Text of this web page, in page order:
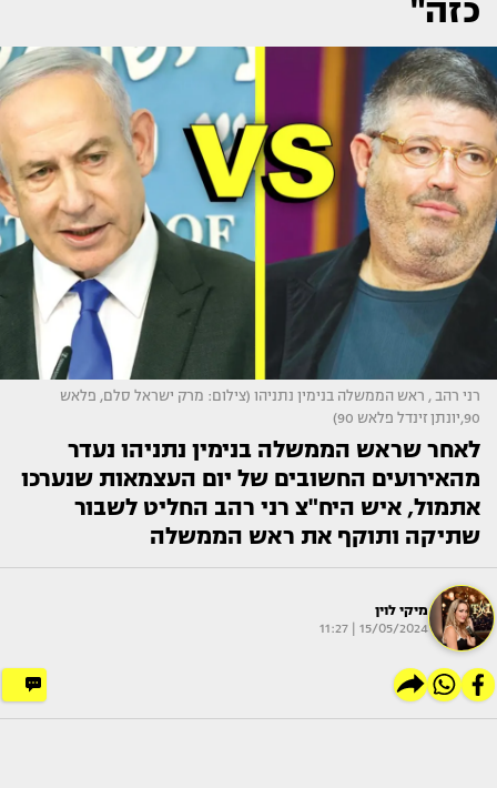
כזה"
רני רהב , ראש הממשלה בנימין נתניהו (צילום: מרק ישראל סלם, פלאש
90,יונתן זינדל פלאש 90)
לאחר שראש הממשלה בנימין נתניהו נעדר
מהאירועים החשובים של יום העצמאות שנערכו
אתמול, איש היח"צ רני רהב החליט לשבור
שתיקה ותוקף את ראש הממשלה
מיקי לוין
15/05/2024 | 11:27